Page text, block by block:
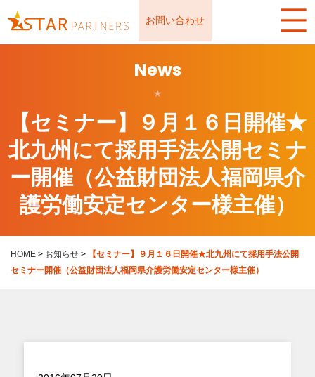
お問い合わせ
News
★
【セミナー】９月１６日開催★
北九州にて採用手法公開セミナ
ー開催（公益財団法人福岡県介
護労働安定センター様主催）
HOME > お知らせ >
【セミナー】９月１６日開催★北九州にて採用手法公開
セミナー開催（公益財団法人福岡県介護労働安定センター様主催）